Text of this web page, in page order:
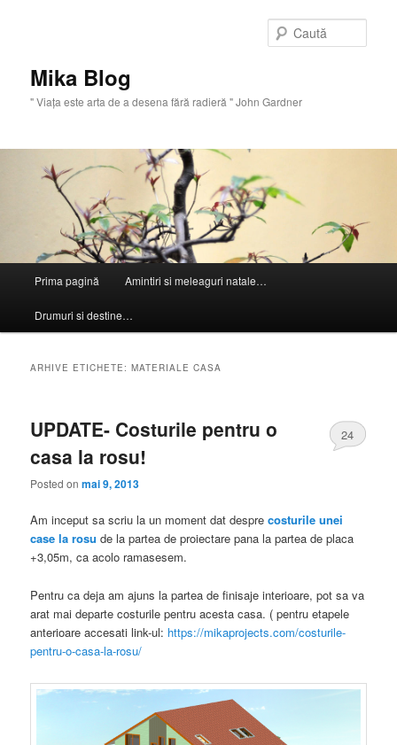
Mika Blog
" Viaţa este arta de a desena fără radieră " John Gardner
principal
Prima pagină Amintiri si meleaguri natale…
Drumuri si destine…
ARHIVE ETICHETE:MATERIALE CASA
UPDATE- Costurile pentru o
casa la rosu!
Posted onmai 9, 2013
24
Am inceput sa scriu la un moment dat desprecosturile unei
case la rosu de la partea de proiectare pana la partea de placa
+3,05m, ca acolo ramasesem.
Pentru ca deja am ajuns la partea de finisaje interioare, pot sa va
arat mai departe costurile pentru acesta casa. ( pentru etapele
anterioare accesati link-ul: https://mikaprojects.com/costurile-
pentru-o-casa-la-rosu/